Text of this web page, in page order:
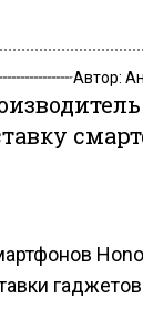
Автор: